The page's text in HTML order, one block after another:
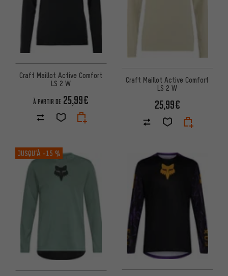
Craft Maillot Active Comfort
LS 2 W
À PARTIR DE 25,99€
Craft Maillot Active Comfort
LS 2 W
25,99€
JUSQU’À -15 %